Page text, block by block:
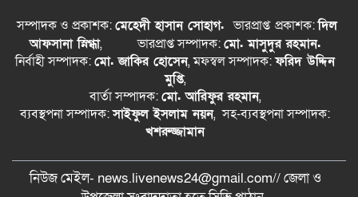
সম্পাদক ও প্রকাশক:মেহেদী হাসান সোহাগ.ভারপ্রাপ্ত প্রকাশক:দিল
আফসানা স্নিগ্ধা, ভারপ্রাপ্ত সম্পাদক:মো. মাসুদুর রহমান.
নির্বাহী সম্পাদক:মো. জাকির হোসেন, মফস্বল সম্পাদক:ফরিদ উদ্দিন
মুপ্তি,
বার্তা সম্পাদক:মো. আরিফুর রহমান,
ব্যবস্থপনা সম্পাদক:সাইফুল ইসলাম নয়ন, সহ-ব্যবস্থপনা সম্পাদক:
খশরুজ্জামান
নিউজ মেইল- news.livenews24@gmail.com// জেলা ও